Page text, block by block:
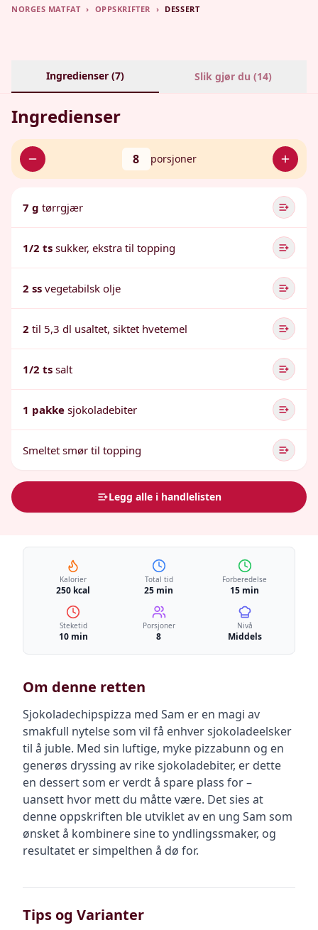
NORGES MATFAT › OPPSKRIFTER › DESSERT
Ingredienser (7) Slik gjør du (14)
Ingredienser
8 porsjoner
7 g tørrgjær
1/2 ts sukker, ekstra til topping
2 ss vegetabilsk olje
2 til 5,3 dl usaltet, siktet hvetemel
1/2 ts salt
1 pakke sjokoladebiter
Smeltet smør til topping
Legg alle i handlelisten
Kalorier
250 kcal
Total tid
25 min
Forberedelse
15 min
Steketid
10 min
Porsjoner
8
Nivå
Middels
Om denne retten
Sjokoladechipspizza med Sam er en magi av
smakfull nytelse som vil få enhver sjokoladeelsker
til å juble. Med sin luftige, myke pizzabunn og en
generøs dryssing av rike sjokoladebiter, er dette
en dessert som er verdt å spare plass for –
uansett hvor mett du måtte være. Det sies at
denne oppskriften ble utviklet av en ung Sam som
ønsket å kombinere sine to yndlingssmaker, og
resultatet er simpelthen å dø for.
Tips og Varianter